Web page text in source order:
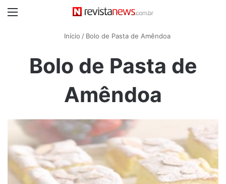
Início / Bolo de Pasta de Amêndoa
Bolo de Pasta de
Amêndoa